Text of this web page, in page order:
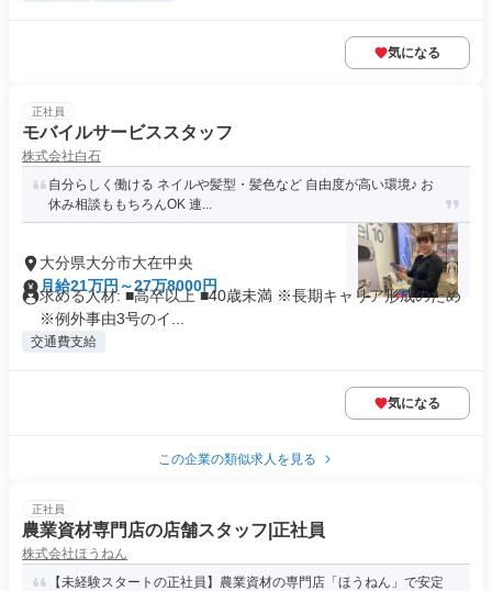
気になる
正社員
モバイルサービススタッフ
株式会社白石
自分らしく働ける ネイルや髪型・髪色など 自由度が高い環境♪ お
休み相談ももちろんOK 連...
大分県大分市大在中央
月給21万円～27万8000円
求める人材: ■高卒以上 ■40歳未満 ※長期キャリア形成のため
※例外事由3号のイ...
交通費支給
気になる
この企業の類似求人を見る
正社員
農業資材専門店の店舗スタッフ|正社員
株式会社ほうねん
【未経験スタートの正社員】農業資材の専門店「ほうねん」で安定